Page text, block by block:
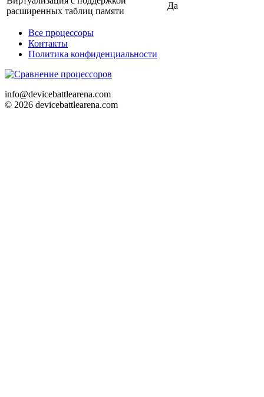
расширенных таблиц памяти
Да
Все процессоры
Контакты
Политика конфиденциальности
info@devicebattlearena.com
© 2026 devicebattlearena.com